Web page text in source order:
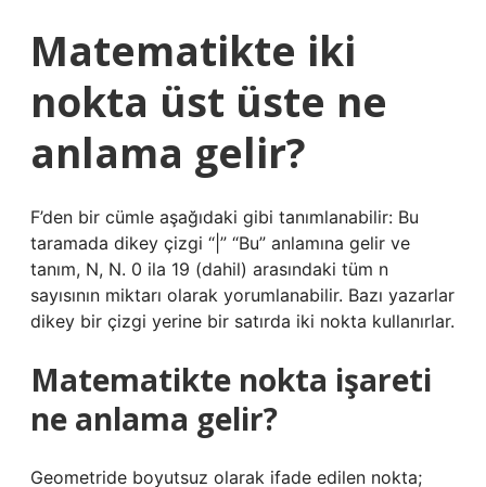
Matematikte iki
nokta üst üste ne
anlama gelir?
F’den bir cümle aşağıdaki gibi tanımlanabilir: Bu
taramada dikey çizgi “|” “Bu” anlamına gelir ve
tanım, N, N. 0 ila 19 (dahil) arasındaki tüm n
sayısının miktarı olarak yorumlanabilir. Bazı yazarlar
dikey bir çizgi yerine bir satırda iki nokta kullanırlar.
Matematikte nokta işareti
ne anlama gelir?
Geometride boyutsuz olarak ifade edilen nokta;